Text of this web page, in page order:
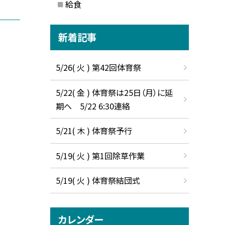
給食
新着記事
5/26( 火 ) 第42回体育祭
5/22( 金 ) 体育祭は25日（月）に延
期へ 5/22 6:30連絡
5/21( 木 ) 体育祭予行
5/19( 火 ) 第1回除草作業
5/19( 火 ) 体育祭結団式
カレンダー